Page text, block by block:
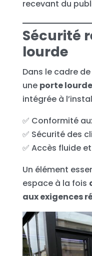
recevant du
Sécurité
lourde
Dans le cadre
une porte
intégrée à
✅ Conformité
✅ Sécurité des
✅ Accès fluide
Un élément
espace à la fois
aux exigences